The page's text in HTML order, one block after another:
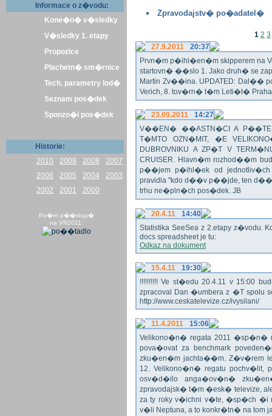
Informace o z�vodu:
Kone�n� v�sledky
V�sledky 1. etapy
Propozice
Plachetn� sm�rnice
Tech. parametry lod�
Seznam pos�dek
Sponzo�i pos�dek
Historie:
2010
2009 2008
2007
2006
2005 2004
2003
2002
2001 2000
Po�et p��stup�
na VR2011:
Zpravodajstv� po�adatel�
1 2 3
27.9.2011
20:37
Prvn�m p�ihl�en�m skipperem na
startovn� ��slo 1. Jako druh� se
Martin Zv��ina. UPDATED: Dal��
Verich, 8. tov�rn� t�m Leti�t� Praha
23.09.2011
14:27
V��EN� ��ASTN�CI A
T�MTO OZN�MIT, �E
DUBROVNIKU A ZP�T V
CRUISER. Hlavn�m rozhod��m
p��jem p�ihl�ek od
pravidla "kdo d��v p��jde, ten
trhu ne�pln�ch pos�dek. JB
20.4.11
14:40
Statistika SeeSea z 2.etapy z�vodu.
docs spreadsheet je tu:
Odkaz na dokument
15.4.11
19:30
!!!!!!!!!! Ve st�edu 20.4.11 v 15:00
zpracoval Dan �umbera z �T spolu
http://www.ceskatelevize.cz/ivysilani/
11.4.2011
15:06
Velikono�n� regata 2011 �sp�n�
pova�ovat za benchmark
zku�en�m jachta��m. Z�v�rem
12. Velikono�n� regatu
osv�d�ilo anga�ov�n�
zpravodajsk� t�m �esk� televize,
za ty roky v�ichni v�te, �sp�ch
v�li Neptuna, a to konkr�tn� na tom